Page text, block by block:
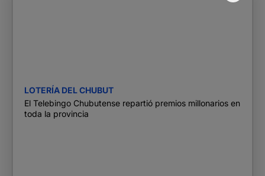
LOTERÍA DEL CHUBUT
El Telebingo Chubutense repartió premios millonarios en
toda la provincia